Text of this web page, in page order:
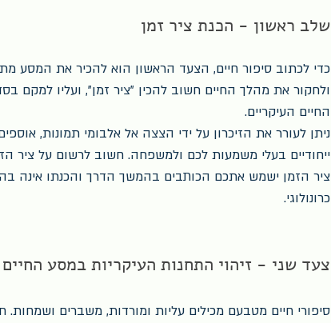
שלב ראשון - הכנת ציר זמן
כדי לכתוב סיפור חיים, הצעד הראשון הוא להכיר את המסע
ולחקור את מהלך החיים חשוב להכין "ציר זמן", ועליו למקם
החיים העיקריים.
ניתן לעורר את הזיכרון על ידי הצצה אל אלבומי תמונות,
ייחודיים בעלי משמעות לכם ולמשפחה. חשוב לרשום על ציר
ציר הזמן ישמש אתכם הכותבים בהמשך הדרך והכנתו אינה
כרונולוגי.
צעד שני - זיהוי התחנות העיקריות במסע החיים
סיפורי חיים מטבעם מכילים עליות ומורדות, משברים